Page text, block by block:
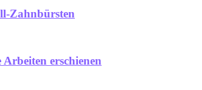
Zahnbürsten
erschienen